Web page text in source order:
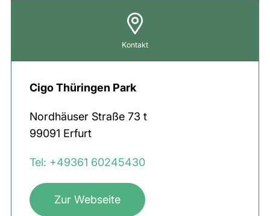
Kontakt
Cigo Thüringen Park
Nordhäuser Straße 73 t
99091 Erfurt
Tel: +49361 60245430
Zur Webseite